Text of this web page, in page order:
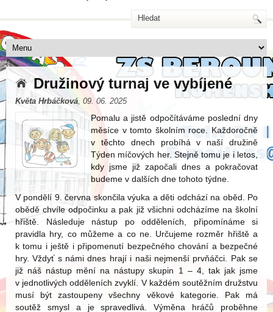
Družinový turnaj ve vybíjené
Květa Hrbáčková, 09. 06. 2025
Pomalu a jistě odpočítáváme poslední dny
měsíce v tomto školním roce. Každoročně
v těchto dnech probíhá v naší družině
Týden míčových her. Stejně tomu je i letos,
kdy jsme již započali dnes a pokračovat
budeme v dalších dne tohoto týdne.
V pondělí 9. června skončila výuka a děti odchází na oběd. Po
obědě chvíle odpočinku a pak již všichni odcházíme na školní
hřiště. Následuje nástup po odděleních, připomínáme si
pravidla hry, co můžeme a co ne. Určujeme rozměr hřiště a
k tomu i ještě i připomenutí bezpečného chování a bezpečné
hry. Vždyť s námi dnes hrají i naši nejmenší prvňáčci. Pak se
již náš nástup mění na nástupy skupin 1 – 4, tak jak jsme
v jednotlivých odděleních zvyklí. V každém soutěžním družstvu
musí být zastoupeny všechny věkové kategorie. Pak má
soutěž smysl a je spravedlivá. Výměna hráčů proběhne